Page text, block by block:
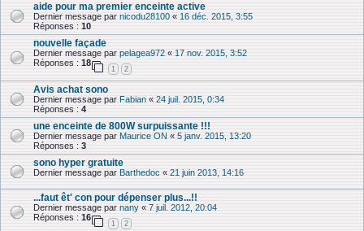
aide pour ma premier enceinte active
Dernier message par nicodu28100 « 16 déc. 2015, 3:55
Réponses : 10
nouvelle façade
Dernier message par pelagea972 « 17 nov. 2015, 3:52
Réponses : 18
1 2
Avis achat sono
Dernier message par Fabian « 24 juil. 2015, 0:34
Réponses : 4
une enceinte de 800W surpuissante !!!
Dernier message par Maurice ON « 5 janv. 2015, 13:20
Réponses : 3
sono hyper gratuite
Dernier message par Barthedoc « 21 juin 2013, 14:16
...faut êt' con pour dépenser plus...!!
Dernier message par nany « 7 juil. 2012, 20:04
Réponses : 16
1 2